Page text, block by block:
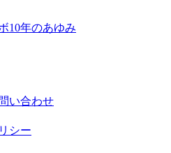
10年のあゆみ
い合わせ
シー